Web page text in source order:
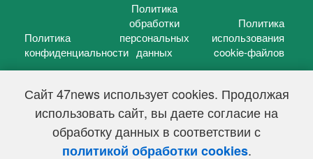
Сайт 47news использует cookies. Продолжая
использовать сайт, вы даете согласие на
обработку данных в соответствии с
политикой обработки cookies.
Политика
конфиденциальности
Политика
обработки
персональных
данных
Политика
использования
cookie-файлов
47 новостей (47 news)2005 — 2026 г.
Свидетельство о регистрации СМИ Эл № ФС 77-39848, выдано
Федеральной службой по надзору в сфере связи,
информационных технологий и массовых коммуникаций